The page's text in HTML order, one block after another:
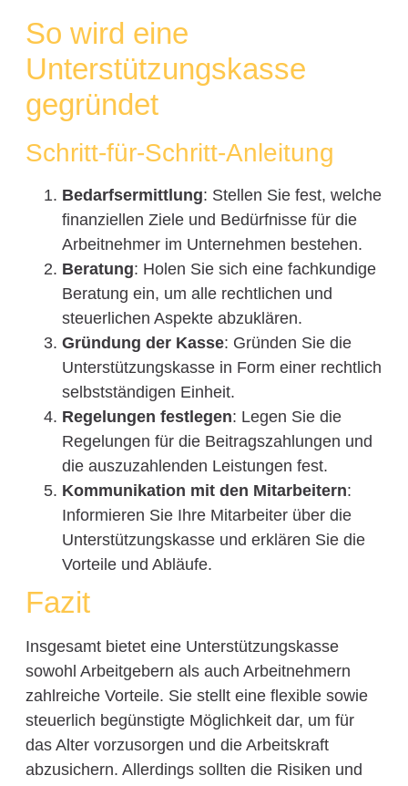
So wird eine
Unterstützungskasse
gegründet
Schritt-für-Schritt-Anleitung
Bedarfsermittlung: Stellen Sie fest, welche
finanziellen Ziele und Bedürfnisse für die
Arbeitnehmer im Unternehmen bestehen.
Beratung: Holen Sie sich eine fachkundige
Beratung ein, um alle rechtlichen und
steuerlichen Aspekte abzuklären.
Gründung der Kasse: Gründen Sie die
Unterstützungskasse in Form einer rechtlich
selbstständigen Einheit.
Regelungen festlegen: Legen Sie die
Regelungen für die Beitragszahlungen und
die auszuzahlenden Leistungen fest.
Kommunikation mit den Mitarbeitern:
Informieren Sie Ihre Mitarbeiter über die
Unterstützungskasse und erklären Sie die
Vorteile und Abläufe.
Fazit
Insgesamt bietet eine Unterstützungskasse
sowohl Arbeitgebern als auch Arbeitnehmern
zahlreiche Vorteile. Sie stellt eine flexible sowie
steuerlich begünstigte Möglichkeit dar, um für
das Alter vorzusorgen und die Arbeitskraft
abzusichern. Allerdings sollten die Risiken und